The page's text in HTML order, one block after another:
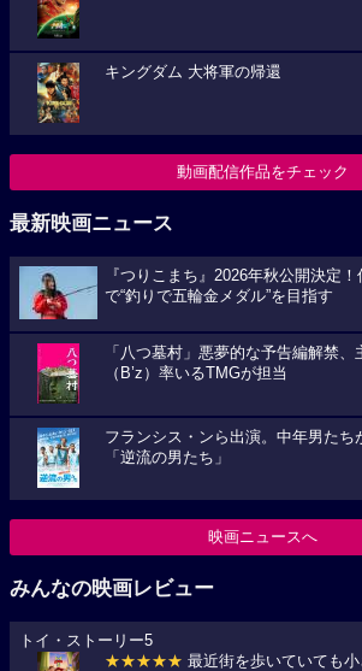
キングダム 大将軍の帰還
動画配信作品をチェック
最新映画ニュース
『つりこまち』2026年秋公開決定
で“釣りで五輪金メダル”を目指す
「八つ墓村」悪夢的な予告編解禁、
（B’z）率いるTMGが担当
フランシス・ンら出演。中年男たち
「逆流の男たち」
映画ニュースへ
みんなの映画レビュー
トイ・ストーリー5
★★★★★ 最近街を歩いていても